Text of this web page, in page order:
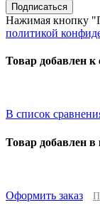
Подписаться
Нажимая кнопку
политикой
Товар добавлен
В список
Товар добавлен в
Оформить заказ